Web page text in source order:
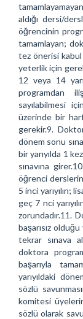
aldığı dersi/
öğrencinin
tamamlayan;
tez önerisi kabul
yeterlik için
12 veya 14
programdan
sayılabilmesi
üzerinde bir
gerekir.9.
dönem sonu
bir yarıyılda 1
sınavına
öğrenci
5 inci yarıyılın;
geç 7 nci
zorundadır.11.
başarısız
tekrar sınava
doktora
başarıyla
yarıyıldaki
sözlü
komitesi
sözlü olarak